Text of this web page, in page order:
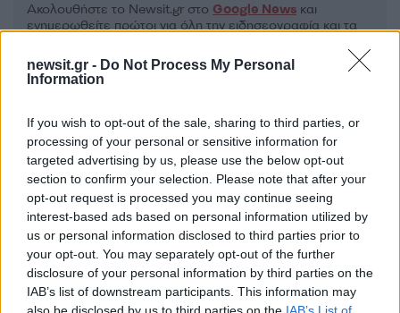
newsit.gr - Do Not Process My Personal
Information
If you wish to opt-out of the sale, sharing to third parties, or
processing of your personal or sensitive information for
targeted advertising by us, please use the below opt-out
section to confirm your selection. Please note that after your
opt-out request is processed you may continue seeing
interest-based ads based on personal information utilized by
us or personal information disclosed to third parties prior to
your opt-out. You may separately opt-out of the further
disclosure of your personal information by third parties on the
IAB’s list of downstream participants. This information may
Ακολουθήστε το Νewsit.gr στο Google News και
ενημερωθείτε πρώτοι για όλη την ειδησεογραφία και τα
Πιο δημοφιλή
1 Κωνσταντίνος Αργυρός και Αλεξάνδρα
Νίκα κάνουν διακοπές με πολυτελές γιοτ
με τα δύο παιδιά τους
2Η Άννα Βίσση ξετρελάθηκε με μπάντα που
έπαιζε Τσιτσάνη στο Φισκάρδο και τους
πρότεινε συνεργασία